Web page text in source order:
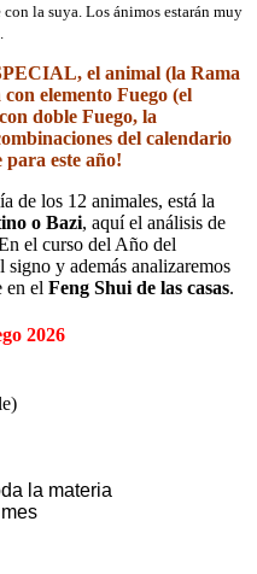
la suya. Los ánimos estarán muy
el animal (la Rama
elemento Fuego (el
doble Fuego, la
del calendario
este año!
de los 12 animales, está la
o Bazi, aquí el análisis de
el curso del Año del
y además analizaremos
en el Feng Shui de las casas.
2026
la materia